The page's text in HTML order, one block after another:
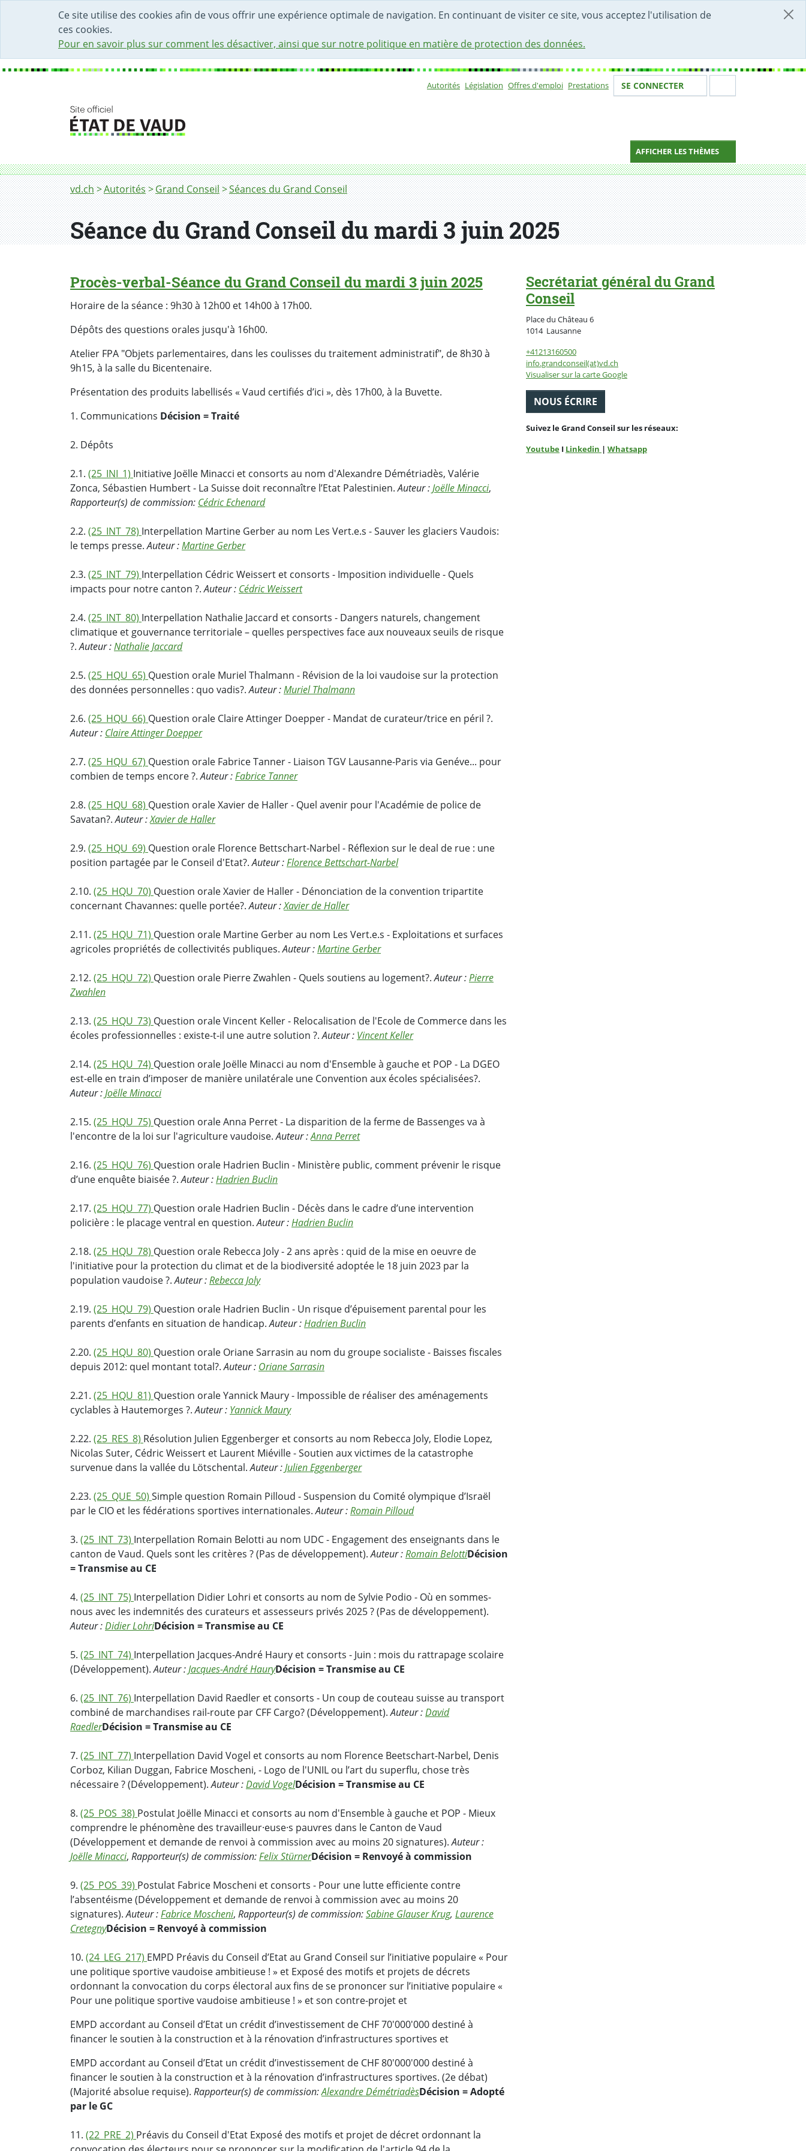
Ce site utilise des cookies afin de vous offrir une expérience optimale de navigation. En continuant de visiter ce site, vous acceptez l'utilisation de
ces cookies.
Pour en savoir plus sur comment les désactiver, ainsi que sur notre politique en matière de protection des données.
DÉBUT DU CONTENU DE LA PAGE
ACCÈS AU CHAMP DE RECHERCHE
PAGE D'ACCUEIL
FORMULAIRE DE CONTACT
Autorités Législation Offres d'emploi Prestations Votre identité
SE CONNECTER
AFFICHER LES THÈMES
Fil d'Ariane
vd.ch Autorités Grand Conseil Séances du Grand Conseil
Séance du Grand Conseil du mardi 3 juin 2025
Procès-verbal-Séance du Grand Conseil du mardi 3 juin 2025
Horaire de la séance : 9h30 à 12h00 et 14h00 à 17h00.
Dépôts des questions orales jusqu'à 16h00.
Atelier FPA "Objets parlementaires, dans les coulisses du traitement administratif", de 8h30 à
9h15, à la salle du Bicentenaire.
Présentation des produits labellisés « Vaud certifiés d’ici », dès 17h00, à la Buvette.
1. Communications Décision = Traité
2. Dépôts
2.1. (25_INI_1) Initiative Joëlle Minacci et consorts au nom d'Alexandre Démétriadès, Valérie
Zonca, Sébastien Humbert - La Suisse doit reconnaître l’Etat Palestinien.Auteur :Joëlle Minacci,
Rapporteur(s) de commission: Cédric Echenard
2.2. (25_INT_78) Interpellation Martine Gerber au nom Les Vert.e.s - Sauver les glaciers Vaudois:
le temps presse.Auteur :Martine Gerber
2.3. (25_INT_79) Interpellation Cédric Weissert et consorts - Imposition individuelle - Quels
impacts pour notre canton ?.Auteur : Cédric Weissert
2.4. (25_INT_80) Interpellation Nathalie Jaccard et consorts - Dangers naturels, changement
climatique et gouvernance territoriale – quelles perspectives face aux nouveaux seuils de risque
?.Auteur :Nathalie Jaccard
2.5. (25_HQU_65) Question orale Muriel Thalmann - Révision de la loi vaudoise sur la protection
des données personnelles : quo vadis?.Auteur :Muriel Thalmann
2.6. (25_HQU_66) Question orale Claire Attinger Doepper - Mandat de curateur/trice en péril ?.
Auteur : Claire Attinger Doepper
2.7. (25_HQU_67) Question orale Fabrice Tanner - Liaison TGV Lausanne-Paris via Genéve... pour
combien de temps encore ?.Auteur :Fabrice Tanner
2.8. (25_HQU_68) Question orale Xavier de Haller - Quel avenir pour l'Académie de police de
Savatan?.Auteur :Xavier de Haller
2.9. (25_HQU_69) Question orale Florence Bettschart-Narbel - Réflexion sur le deal de rue : une
position partagée par le Conseil d'Etat?.Auteur :Florence Bettschart-Narbel
2.10. (25_HQU_70) Question orale Xavier de Haller - Dénonciation de la convention tripartite
concernant Chavannes: quelle portée?.Auteur :Xavier de Haller
2.11. (25_HQU_71) Question orale Martine Gerber au nom Les Vert.e.s - Exploitations et surfaces
agricoles propriétés de collectivités publiques.Auteur :Martine Gerber
2.12. (25_HQU_72) Question orale Pierre Zwahlen - Quels soutiens au logement?.Auteur :Pierre
Zwahlen
2.13. (25_HQU_73) Question orale Vincent Keller - Relocalisation de l'Ecole de Commerce dans les
écoles professionnelles : existe-t-il une autre solution ?.Auteur : Vincent Keller
2.14. (25_HQU_74) Question orale Joëlle Minacci au nom d'Ensemble à gauche et POP - La DGEO
est-elle en train d’imposer de manière unilatérale une Convention aux écoles spécialisées?.
Auteur :Joëlle Minacci
2.15. (25_HQU_75) Question orale Anna Perret - La disparition de la ferme de Bassenges va à
l'encontre de la loi sur l'agriculture vaudoise.Auteur :Anna Perret
2.16. (25_HQU_76) Question orale Hadrien Buclin - Ministère public, comment prévenir le risque
d’une enquête biaisée ?.Auteur :Hadrien Buclin
2.17. (25_HQU_77) Question orale Hadrien Buclin - Décès dans le cadre d’une intervention
policière : le placage ventral en question.Auteur :Hadrien Buclin
2.18. (25_HQU_78) Question orale Rebecca Joly - 2 ans après : quid de la mise en oeuvre de
l'initiative pour la protection du climat et de la biodiversité adoptée le 18 juin 2023 par la
population vaudoise ?.Auteur :Rebecca Joly
2.19. (25_HQU_79) Question orale Hadrien Buclin - Un risque d’épuisement parental pour les
parents d’enfants en situation de handicap.Auteur :Hadrien Buclin
2.20. (25_HQU_80) Question orale Oriane Sarrasin au nom du groupe socialiste - Baisses fiscales
depuis 2012: quel montant total?.Auteur : Oriane Sarrasin
2.21. (25_HQU_81) Question orale Yannick Maury - Impossible de réaliser des aménagements
cyclables à Hautemorges ?.Auteur : Yannick Maury
2.22. (25_RES_8) Résolution Julien Eggenberger et consorts au nom Rebecca Joly, Elodie Lopez,
Nicolas Suter, Cédric Weissert et Laurent Miéville - Soutien aux victimes de la catastrophe
survenue dans la vallée du Lötschental.Auteur :Julien Eggenberger
2.23. (25_QUE_50) Simple question Romain Pilloud - Suspension du Comité olympique d’Israël
par le CIO et les fédérations sportives internationales.Auteur :Romain Pilloud
3. (25_INT_73) Interpellation Romain Belotti au nom UDC - Engagement des enseignants dans le
canton de Vaud. Quels sont les critères ? (Pas de développement).Auteur :Romain BelottiDécision
= Transmise au CE
4. (25_INT_75) Interpellation Didier Lohri et consorts au nom de Sylvie Podio - Où en sommes-
nous avec les indemnités des curateurs et assesseurs privés 2025 ? (Pas de développement).
Auteur :Didier LohriDécision = Transmise au CE
5. (25_INT_74) Interpellation Jacques-André Haury et consorts - Juin : mois du rattrapage scolaire
(Développement).Auteur :Jacques-André HauryDécision = Transmise au CE
6. (25_INT_76) Interpellation David Raedler et consorts - Un coup de couteau suisse au transport
combiné de marchandises rail-route par CFF Cargo? (Développement).Auteur :David
RaedlerDécision = Transmise au CE
7. (25_INT_77) Interpellation David Vogel et consorts au nom Florence Beetschart-Narbel, Denis
Corboz, Kilian Duggan, Fabrice Moscheni, - Logo de l'UNIL ou l’art du superflu, chose très
nécessaire ? (Développement).Auteur :David VogelDécision = Transmise au CE
8. (25_POS_38) Postulat Joëlle Minacci et consorts au nom d'Ensemble à gauche et POP - Mieux
comprendre le phénomène des travailleur·euse·s pauvres dans le Canton de Vaud
(Développement et demande de renvoi à commission avec au moins 20 signatures).Auteur :
Joëlle Minacci, Rapporteur(s) de commission:Felix StürnerDécision = Renvoyé à commission
9. (25_POS_39) Postulat Fabrice Moscheni et consorts - Pour une lutte efficiente contre
l’absentéisme (Développement et demande de renvoi à commission avec au moins 20
signatures).Auteur :Fabrice Moscheni, Rapporteur(s) de commission:Sabine Glauser Krug, Laurence
CretegnyDécision = Renvoyé à commission
10. (24_LEG_217) EMPD Préavis du Conseil d’Etat au Grand Conseil sur l’initiative populaire « Pour
une politique sportive vaudoise ambitieuse ! » et Exposé des motifs et projets de décrets
ordonnant la convocation du corps électoral aux fins de se prononcer sur l’initiative populaire «
Pour une politique sportive vaudoise ambitieuse ! » et son contre-projet et
EMPD accordant au Conseil d’Etat un crédit d’investissement de CHF 70'000'000 destiné à
financer le soutien à la construction et à la rénovation d’infrastructures sportives et
EMPD accordant au Conseil d’Etat un crédit d’investissement de CHF 80'000'000 destiné à
financer le soutien à la construction et à la rénovation d’infrastructures sportives. (2e débat)
(Majorité absolue requise). Rapporteur(s) de commission:Alexandre DémétriadèsDécision = Adopté
par le GC
11. (22_PRE_2) Préavis du Conseil d'Etat Exposé des motifs et projet de décret ordonnant la
Secrétariat général du Grand
Conseil
Place du Château 6
1014 LausanneSuisse
+41213160500
info.grandconseil(at)vd.ch
Visualiser sur la carte Google
NOUS ÉCRIRE
Suivez le Grand Conseil sur les réseaux:
Youtube I Linkedin | Whatsapp